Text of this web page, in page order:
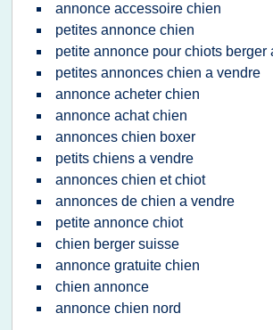
annonce accessoire chien
petites annonce chien
petite annonce pour chiots berger
petites annonces chien a vendre
annonce acheter chien
annonce achat chien
annonces chien boxer
petits chiens a vendre
annonces chien et chiot
annonces de chien a vendre
petite annonce chiot
chien berger suisse
annonce gratuite chien
chien annonce
annonce chien nord